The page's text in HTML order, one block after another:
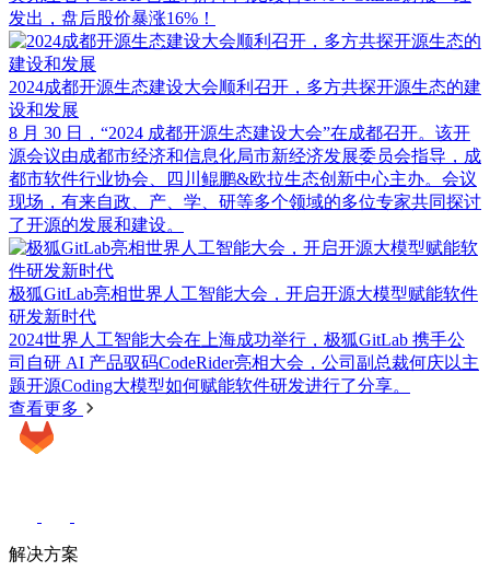
发出，盘后股价暴涨16%！
2024成都开源生态建设大会顺利召开，多方共探开源生态的建
设和发展
8 月 30 日，“2024 成都开源生态建设大会”在成都召开。该开
源会议由成都市经济和信息化局市新经济发展委员会指导，成
都市软件行业协会、四川鲲鹏&欧拉生态创新中心主办。会议
现场，有来自政、产、学、研等多个领域的多位专家共同探讨
了开源的发展和建设。
极狐GitLab亮相世界人工智能大会，开启开源大模型赋能软件
研发新时代
2024世界人工智能大会在上海成功举行，极狐GitLab 携手公
司自研 AI 产品驭码CodeRider亮相大会，公司副总裁何庆以主
题开源Coding大模型如何赋能软件研发进行了分享。
查看更多
解决方案